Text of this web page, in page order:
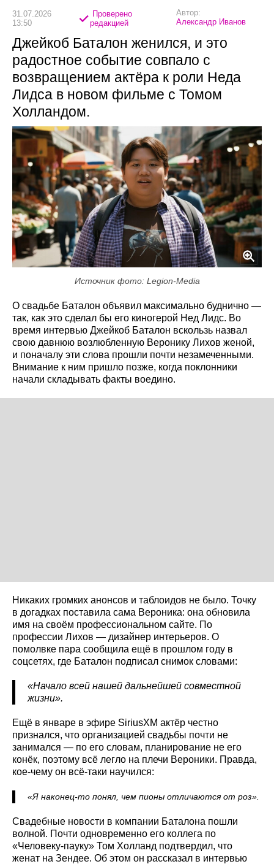
31.07.2026
13:50
Проверено
редакцией
Автор:
Александр Иванов
Джейкоб Баталон женился, и это
радостное событие совпало с
возвращением актёра к роли Неда
Лидса в новом фильме с Томом
Холландом.
Источник фото: Legion-Media
О свадьбе Баталон объявил максимально буднично —
так, как это сделал бы его киногерой Нед Лидс. Во
время интервью Джейкоб Баталон вскользь назвал
свою давнюю возлюбленную Веронику Лихов женой,
и поначалу эти слова прошли почти незамеченными.
Внимание к ним пришло позже, когда поклонники
начали складывать факты воедино.
Никаких громких анонсов и таблоидов не было. Точку
в догадках поставила сама Вероника: она обновила
имя на своём профессиональном сайте. По
профессии Лихов — дизайнер интерьеров. О
помолвке пара сообщила ещё в прошлом году в
соцсетях, где Баталон подписал снимок словами:
«Начало всей нашей дальнейшей совместной
жизни».
Ещё в январе в эфире SiriusXM актёр честно
признался, что организацией свадьбы почти не
занимался — по его словам, планирование не его
конёк, поэтому всё легло на плечи Вероники. Правда,
кое-чему он всё-таки научился:
«Я наконец-то понял, чем пионы отличаются от роз».
Свадебные новости в компании Баталона пошли
волной. Почти одновременно его коллега по
«Человеку-пауку» Том Холланд подтвердил, что
женат на Зендее. Об этом он рассказал в интервью